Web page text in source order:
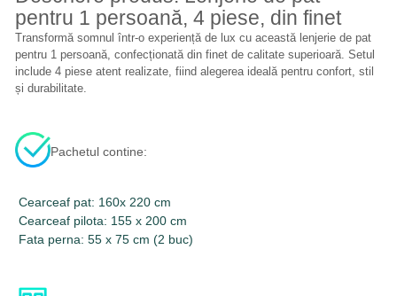
pentru 1 persoană, 4 piese, din finet
Transformă somnul într-o experiență de lux cu această lenjerie de pat
pentru 1 persoană, confecționată din finet de calitate superioară. Setul
include 4 piese atent realizate, fiind alegerea ideală pentru confort, stil
și durabilitate.
Pachetul contine:
Cearceaf pat: 160x 220 cm
Cearceaf pilota: 155 x 200 cm
Fata perna: 55 x 75 cm (2 buc)